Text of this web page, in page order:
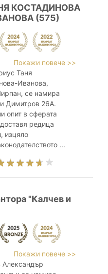
КОСТАДИНОВА
(575)
Покажи повече >>
Таня
Иванова,
се намира
Димитров 26А.
опит в сферата
редица
изцяло
...
"Калчев и
Покажи повече >>
Александър